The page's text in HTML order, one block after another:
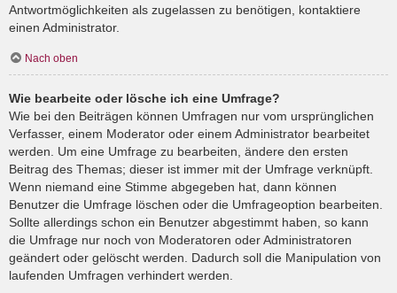
Antwortmöglichkeiten als zugelassen zu benötigen, kontaktiere
einen Administrator.
Nach oben
Wie bearbeite oder lösche ich eine Umfrage?
Wie bei den Beiträgen können Umfragen nur vom ursprünglichen
Verfasser, einem Moderator oder einem Administrator bearbeitet
werden. Um eine Umfrage zu bearbeiten, ändere den ersten
Beitrag des Themas; dieser ist immer mit der Umfrage verknüpft.
Wenn niemand eine Stimme abgegeben hat, dann können
Benutzer die Umfrage löschen oder die Umfrageoption bearbeiten.
Sollte allerdings schon ein Benutzer abgestimmt haben, so kann
die Umfrage nur noch von Moderatoren oder Administratoren
geändert oder gelöscht werden. Dadurch soll die Manipulation von
laufenden Umfragen verhindert werden.